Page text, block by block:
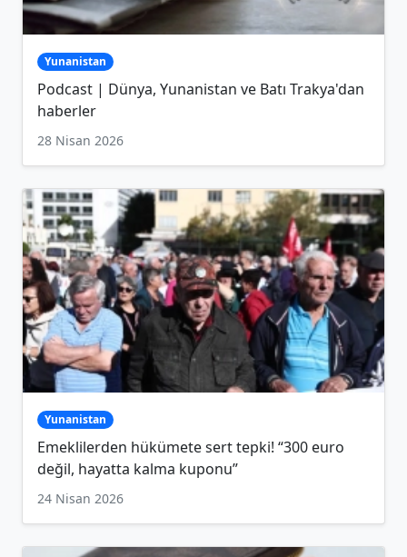
Yunanistan
Podcast | Dünya, Yunanistan ve Batı Trakya'dan
haberler
28 Nisan 2026
Yunanistan
Emeklilerden hükümete sert tepki! “300 euro
değil, hayatta kalma kuponu”
24 Nisan 2026